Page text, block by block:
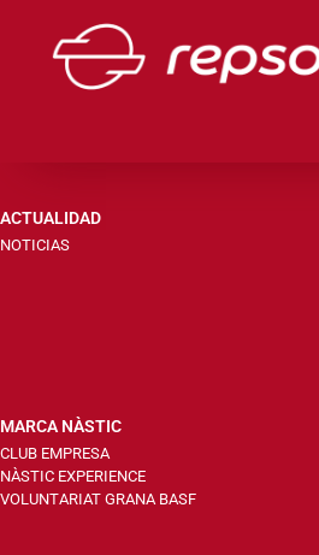
ACTUALIDAD
NOTICIAS
MARCA NÀSTIC
CLUB EMPRESA
NÀSTIC EXPERIENCE
VOLUNTARIAT GRANA BASF